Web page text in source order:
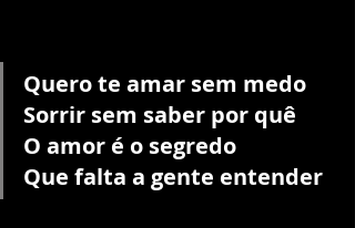
Quero te amar sem medo
Sorrir sem saber por quê
O amor é o segredo
Que falta a gente entender